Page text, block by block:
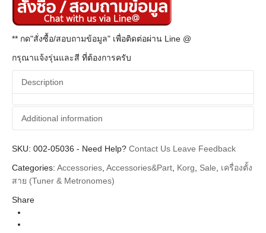
** กด"สั่งซื้อ/สอบถามข้อมูล" เพื่อติดต่อผ่าน Line @
กรุณาแจ้งรุ่นและสี ที่ต้องการครับ
Description
Additional information
Additional information
Brands Korg
SKU: 002-05036 - Need Help? Contact Us Leave Feedback
Categories: Accessories Accessories&Part Korg Sale
เครื่องตั้ง
สาย (Tuner & Metronomes)
Share